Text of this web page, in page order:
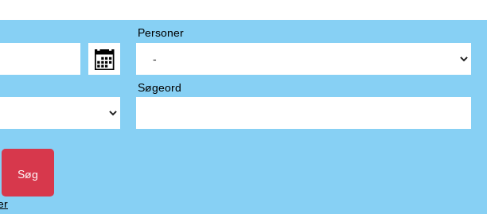
Personer
Søgeord
Søg